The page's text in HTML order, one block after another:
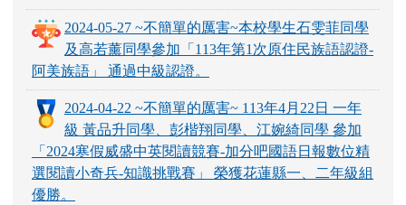
2024-05-27 ~不簡單的厲害~本校學生石雯菲同學
及高若薰同學參加「113年第1次原住民族語認證-
阿美族語」 通過中級認證。
2024-04-22 ~不簡單的厲害~ 113年4月22日 一年
級 黃品升同學、彭楷翔同學、江婉綺同學 參加
「2024寒假威盛中英閱讀競賽-加分吧國語日報數位精
選閱讀小奇兵-知識挑戰賽」 榮獲花蓮縣一、二年級組
優勝。